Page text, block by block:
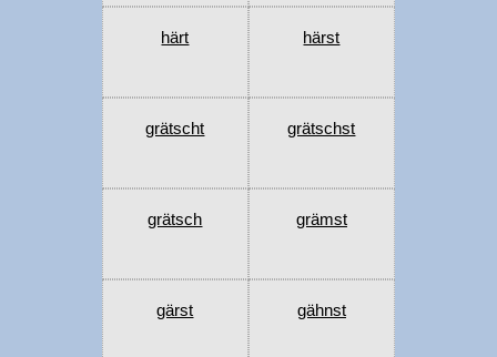
härt härst
grätscht grätschst
grätsch grämst
gärst gähnst